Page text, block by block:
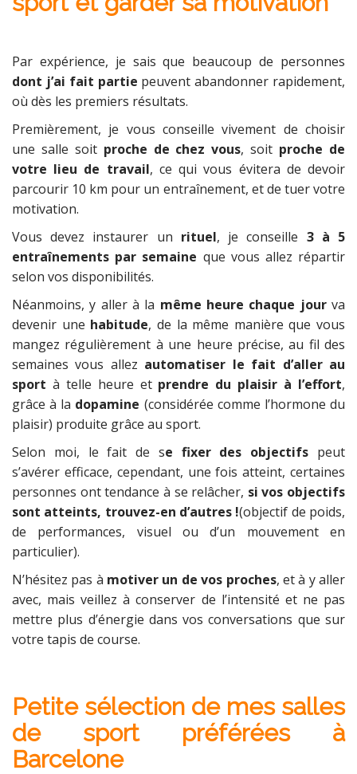
Par expérience, je sais que beaucoup de personnes
dont j’ai fait partie peuvent abandonner rapidement,
où dès les premiers résultats.
Premièrement, je vous conseille vivement de choisir
une salle soit proche de chez vous, soit proche de
votre lieu de travail, ce qui vous évitera de devoir
parcourir 10 km pour un entraînement, et de tuer votre
motivation.
Vous devez instaurer un rituel, je conseille 3 à 5
entraînements par semaine que vous allez répartir
selon vos disponibilités.
Néanmoins, y aller à la même heure chaque jourva
devenir une habitude, de la même manière que vous
mangez régulièrement à une heure précise, au fil des
semaines vous allez automatiser le fait d’aller au
sport à telle heure et prendre du plaisir à l’effort,
grâce à la dopamine (considérée comme l’hormone du
plaisir) produite grâce au sport.
Selon moi, le fait de se fixer des objectifs peut
s’avérer efficace, cependant, une fois atteint, certaines
personnes ont tendance à se relâcher, si vos objectifs
sont atteints, trouvez-en d’autres !(objectif de poids,
de performances, visuel ou d’un mouvement en
particulier).
N’hésitez pas à motiver un de vos proches, et à y aller
avec, mais veillez à conserver de l’intensité et ne pas
mettre plus d’énergie dans vos conversations que sur
votre tapis de course.
Petite sélection de mes salles
de sport préférées à
Barcelone